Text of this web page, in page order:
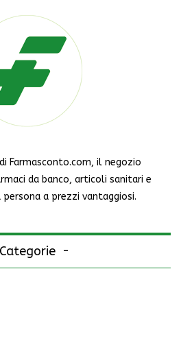
Farmasconto.com, il negozio
da banco, articoli sanitari e
a prezzi vantaggiosi.
Categorie